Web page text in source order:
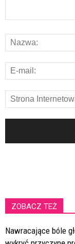
ZOBACZ TEŻ
Nawracające bóle